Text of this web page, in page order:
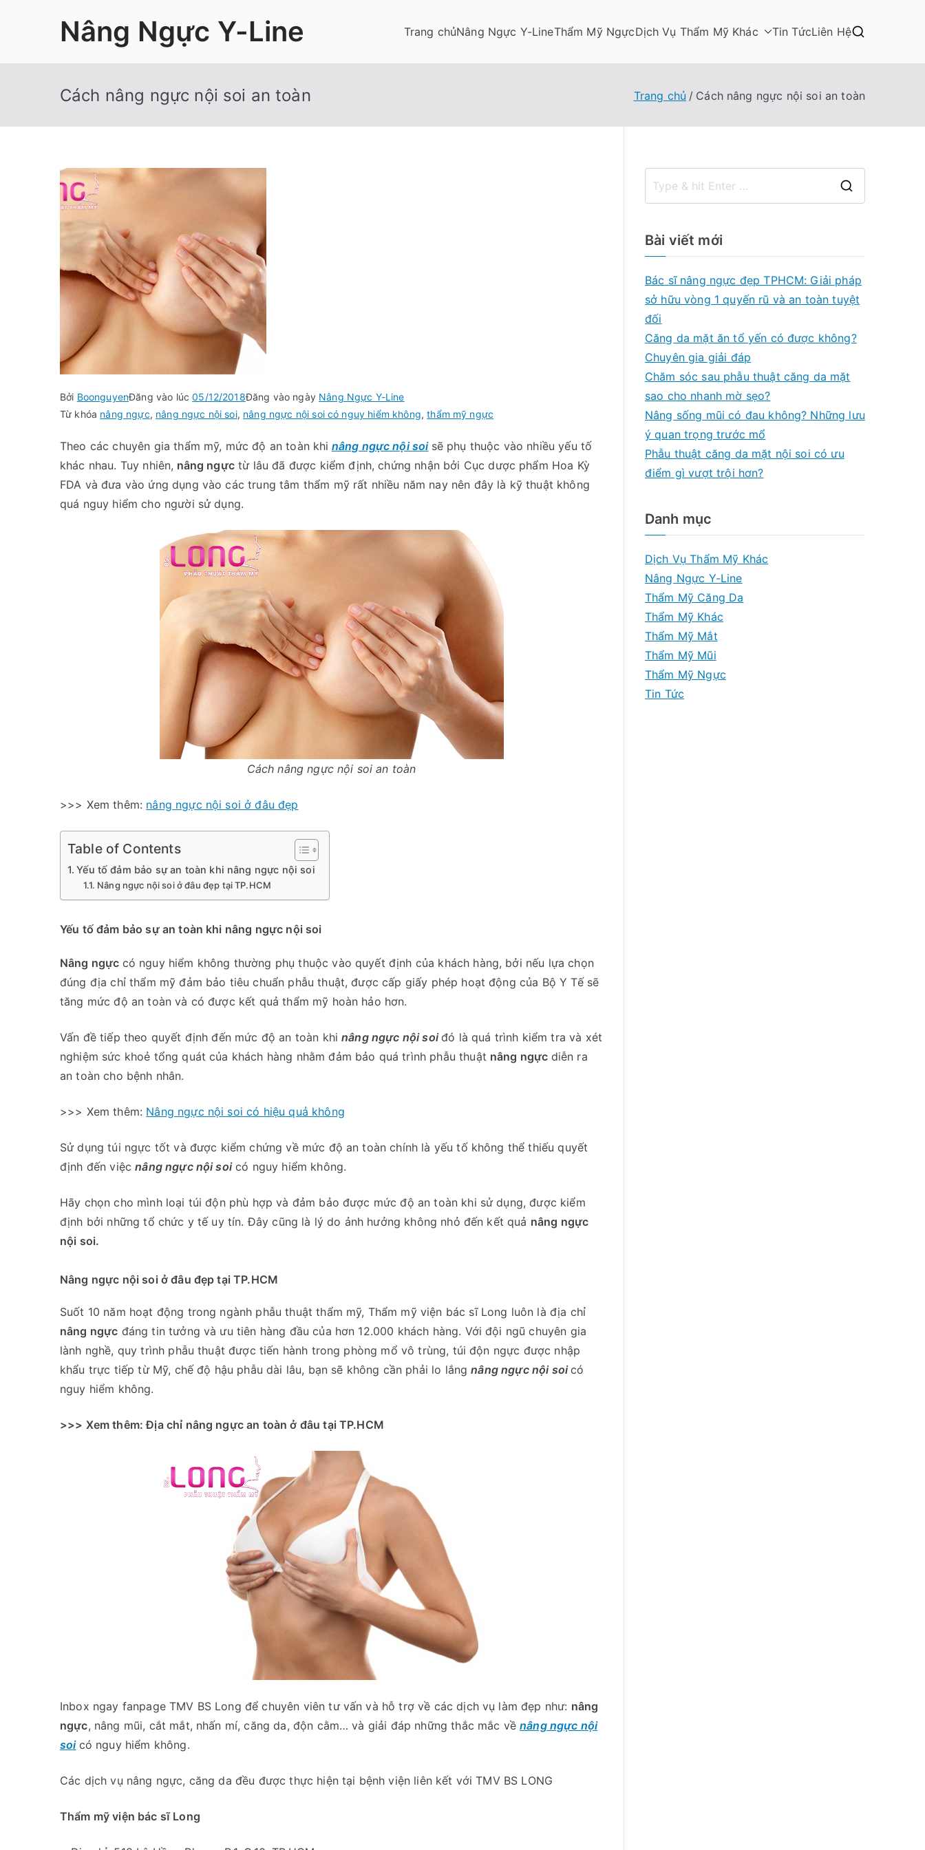
Nâng Ngực Y-Line Trang chủNâng Ngực Y-LineThẩm Mỹ NgựcDịch Vụ Thẩm Mỹ Khác Tin TứcLiên Hệ
Cách nâng ngực nội soi an toàn Trang chủ Cách nâng ngực nội soi an toàn
Bởi BoonguyenĐăng vào lúc05/12/2018Đăng vào ngày Nâng Ngực Y-Line
Từ khóa nâng ngực, nâng ngực nội soi, nâng ngực nội soi có nguy hiểm không,thẩm mỹ ngực
Theo các chuyên gia thẩm mỹ, mức độ an toàn khi nâng ngực nội soi sẽ phụ thuộc vào nhiều yếu tố
khác nhau. Tuy nhiên, nâng ngựctừ lâu đã được kiểm định, chứng nhận bởi Cục dược phẩm Hoa Kỳ
FDA và đưa vào ứng dụng vào các trung tâm thẩm mỹ rất nhiều năm nay nên đây là kỹ thuật không
quá nguy hiểm cho người sử dụng.
Cách nâng ngực nội soi an toàn
>>> Xem thêm: nâng ngực nội soi ở đâu đẹp
Table of Contents
Yếu tố đảm bảo sự an toàn khi nâng ngực nội soi
Nâng ngực nội soi ở đâu đẹp tại TP.HCM
Yếu tố đảm bảo sự an toàn khi nâng ngực nội soi
Nâng ngực có nguy hiểm không thường phụ thuộc vào quyết định của khách hàng, bởi nếu lựa chọn
đúng địa chỉ thẩm mỹ đảm bảo tiêu chuẩn phẫu thuật, được cấp giấy phép hoạt động của Bộ Y Tế sẽ
tăng mức độ an toàn và có được kết quả thẩm mỹ hoàn hảo hơn.
Vấn đề tiếp theo quyết định đến mức độ an toàn khinâng ngực nội soi đó là quá trình kiểm tra và xét
nghiệm sức khoẻ tổng quát của khách hàng nhằm đảm bảo quá trình phẫu thuật nâng ngực diễn ra
an toàn cho bệnh nhân.
>>> Xem thêm: Nâng ngực nội soi có hiệu quả không
Sử dụng túi ngực tốt và được kiểm chứng về mức độ an toàn chính là yếu tố không thể thiếu quyết
định đến việcnâng ngực nội soicó nguy hiểm không.
Hãy chọn cho mình loại túi độn phù hợp và đảm bảo được mức độ an toàn khi sử dụng, được kiểm
định bởi những tổ chức y tế uy tín. Đây cũng là lý do ảnh hưởng không nhỏ đến kết quả nâng ngực
nội soi.
Nâng ngực nội soi ở đâu đẹp tại TP.HCM
Suốt 10 năm hoạt động trong ngành phẫu thuật thẩm mỹ, Thẩm mỹ viện bác sĩ Long luôn là địa chỉ
nâng ngực đáng tin tưởng và ưu tiên hàng đầu của hơn 12.000 khách hàng. Với đội ngũ chuyên gia
lành nghề, quy trình phẫu thuật được tiến hành trong phòng mổ vô trùng, túi độn ngực được nhập
khẩu trực tiếp từ Mỹ, chế độ hậu phẫu dài lâu, bạn sẽ không cần phải lo lắngnâng ngực nội soi có
nguy hiểm không.
>>> Xem thêm:Địa chỉ nâng ngực an toàn ở đâu tại TP.HCM
Inbox ngay fanpage TMV BS Long để chuyên viên tư vấn và hỗ trợ về các dịch vụ làm đẹp như: nâng
ngực, nâng mũi, cắt mắt, nhấn mí, căng da, độn cằm… và giải đáp những thắc mắc vềnâng ngực nội
soi có nguy hiểm không.
Các dịch vụ nâng ngực, căng da đều được thực hiện tại bệnh viện liên kết với TMV BS LONG
Thẩm mỹ viện bác sĩ Long
Bài viết mới
Bác sĩ nâng ngực đẹp TPHCM: Giải pháp
sở hữu vòng 1 quyến rũ và an toàn tuyệt
đối
Căng da mặt ăn tổ yến có được không?
Chuyên gia giải đáp
Chăm sóc sau phẫu thuật căng da mặt
sao cho nhanh mờ sẹo?
Nâng sống mũi có đau không? Những lưu
ý quan trọng trước mổ
Phẫu thuật căng da mặt nội soi có ưu
điểm gì vượt trội hơn?
Danh mục
Dịch Vụ Thẩm Mỹ Khác
Nâng Ngực Y-Line
Thẩm Mỹ Căng Da
Thẩm Mỹ Khác
Thẩm Mỹ Mắt
Thẩm Mỹ Mũi
Thẩm Mỹ Ngực
Tin Tức